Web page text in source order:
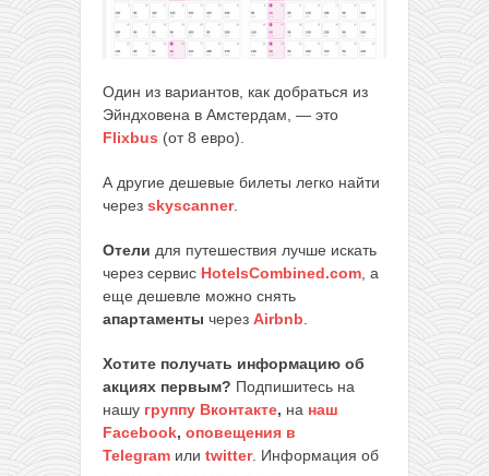
Один из вариантов, как добраться из
Эйндховена в Амстердам, — это
Flixbus (от 8 евро).
А другие дешевые билеты легко найти
через skyscanner.
Отели для путешествия лучше искать
через сервис HotelsCombined.com , а
еще дешевле можно снять
апартаменты через Airbnb
Хотите получать информацию об
акциях первым? Подпишитесь на
нашу группу Вконтакте, на наш
Facebook, оповещения в
Telegram или twitter. Информация об